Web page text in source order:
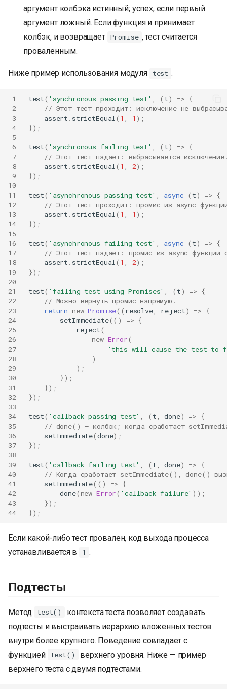
аргумент колбэка истинный; успех, если первый
аргумент ложный. Если функция и принимает
колбэк, и возвращает Promise , тест считается
проваленным.
Ниже пример использования модуля test .
1
2
3
4
5
6
7
8
9
10
11
12
13
14
15
16
17
18
19
20
21
22
23
24
25
26
27
28
29
30
31
32
33
34
35
36
37
38
39
40
41
42
43
44
test( 'synchronous passing test' , ( t) => {
// Этот тест проходит: исключение не
assert . strictEqual( 1 , 1 );
});
test( 'synchronous failing test' , ( t) => {
// Этот тест падает: выбрасывается
assert . strictEqual( 1 , 2);
});
test( 'asynchronous passing test' , async ( t) => {
// Этот тест проходит: промис из async-
assert . strictEqual( 1 , 1 );
});
test( 'asynchronous failing test' , async ( t) => {
// Этот тест падает: промис из async-функции
assert . strictEqual( 1 , 2);
});
test( 'failing test using Promises' , ( t) =>
{
// Можно вернуть промис напрямую.
return new Promise(( resolve, reject) =>
{
setImmediate(() => {
reject(
new Error(
'this will cause the test to
)
);
});
});
});
test( 'callback passing test' , ( t, done) =>
{
// done() — колбэк; когда сработает
setImmediate(done);
});
test( 'callback failing test' , ( t, done) =>
{
// Когда сработает setImmediate(), done()
setImmediate(() =>
{
done(new Error( 'callback failure' ));
});
});
Если какой-либо тест провален, код выхода процесса
устанавливается в
1 .
Подтесты
Метод test()
контекста теста позволяет создавать
подтесты и выстраивать иерархию вложенных тестов
внутри более крупного. Поведение совпадает с
функцией
test()
верхнего уровня. Ниже — пример
верхнего теста с двумя подтестами.